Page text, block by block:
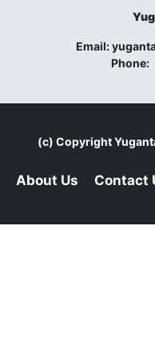
Email:
Phone:
(c) Copyright
About Us Contact